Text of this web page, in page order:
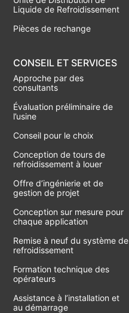
Liquide de Refroidissement
Pièces de rechange
CONSEIL ET SERVICES
Approche par des
consultants
Évaluation préliminaire de
l’usine
Conseil pour le choix
Conception de tours de
refroidissement à louer
Offre d’ingénierie et de
gestion de projet
Conception sur mesure pour
chaque application
Remise à neuf du système de
refroidissement
Formation technique des
opérateurs
Assistance à l’installation et
au démarrage